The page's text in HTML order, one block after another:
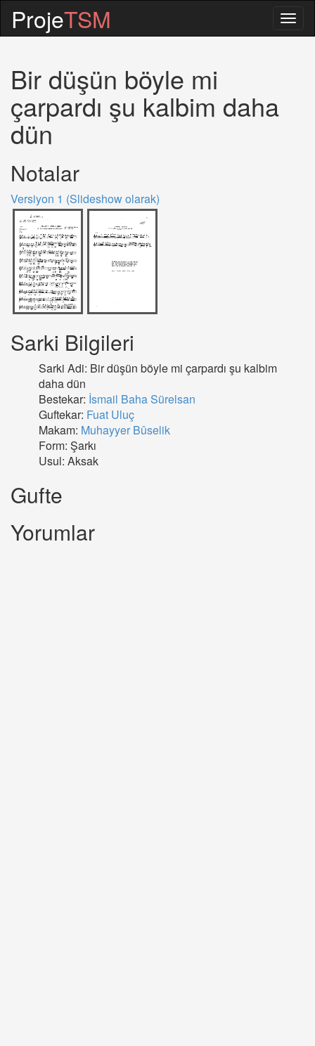
ProjeTSM
Bir düşün böyle mi
çarpardı şu kalbim daha
dün
Notalar
Versiyon 1 (Slideshow olarak)
Sarki Bilgileri
Sarki Adi: Bir düşün böyle mi çarpardı şu kalbim
daha dün
Bestekar: İsmail Baha Sürelsan
Guftekar: Fuat Uluç
Makam: Muhayyer Bûselik
Form: Şarkı
Usul: Aksak
Gufte
Yorumlar